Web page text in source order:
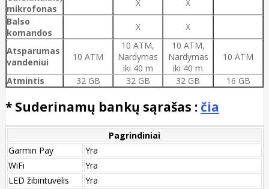
mikrofonas
X
X
Balso
komandos
X X
Atsparumas
vandeniui
10 ATM
10 ATM,
Nardymas
iki 40 m
10 ATM,
Nardymas
iki 40 m
10 ATM
Atmintis 32 GB 32 GB 32 GB 16 GB
* Suderinamų bankų sąrašas : čia
Pagrindiniai
Garmin Pay
Yra
WiFi
Yra
LED žibintuvėlis
Yra